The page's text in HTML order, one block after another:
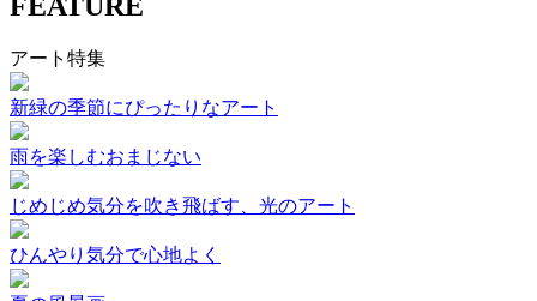
FEATURE
アート特集
新緑の季節にぴったりなアート
雨を楽しむおまじない
じめじめ気分を吹き飛ばす、光のアート
ひんやり気分で心地よく